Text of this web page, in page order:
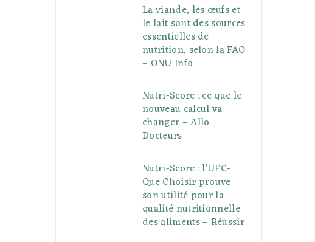
La viande, les œufs et
le lait sont des sources
essentielles de
nutrition, selon la FAO
– ONU Info
Nutri-Score : ce que le
nouveau calcul va
changer – Allo
Docteurs
Nutri-Score : l’UFC-
Que Choisir prouve
son utilité pour la
qualité nutritionnelle
des aliments – Réussir